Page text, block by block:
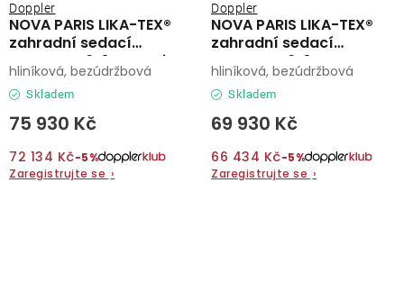
NOVA PARIS LIKA-TEX®
zahradní sedací
souprava 6+1 antracit
Doppler
Skladem
75 930 Kč
72 134 Kč−5%
Zaregistrujte se ›
hliníková, bezúdržbová
NOVA PARIS LIKA-TEX®
zahradní sedací
souprava 6+1 mocca
Doppler
Skladem
69 930 Kč
66 434 Kč−5%
Zaregistrujte se ›
hliníková, bezúdržbová